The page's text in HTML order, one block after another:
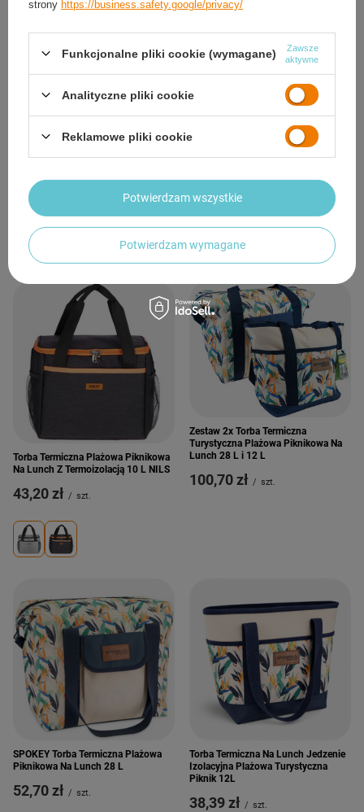
Torba Termiczna Plażowa Piknikowa
L NILS
60,38 zł
CHWILOWO NIEDOSTĘPNY
Torba Termiczna Plażowa Piknikowa
39,90 zł
Torba Termiczna Plażowa Piknikowa
Na Lunch Z Termoizolacją 10 L NILS
43,20 zł / szt.
Zestaw 2x Torba Termiczna
Turystyczna Plażowa Piknikowa Na
Lunch 28 L i 12 L
100,70 zł / szt.
SPOKEY Torba Termiczna Plażowa
Piknikowa Na Lunch 28 L
52,70 zł / szt.
Torba Termiczna Na Lunch Jedzenie
Izolacyjna Plażowa Turystyczna
Piknik 12L
38,39 zł / szt.
strony https://business.safety.google/privacy/
Funkcjonalne pliki cookie (wymagane)
Zawsze
aktywne
Analityczne pliki cookie
Reklamowe pliki cookie
Potwierdzam wymagane
Potwierdzam wszystkie